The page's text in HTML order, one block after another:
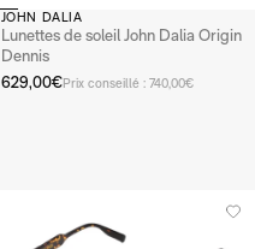
JOHN DALIA
Lunettes de soleil John Dalia Origin
Dennis
629,00€Prix conseillé : 740,00€